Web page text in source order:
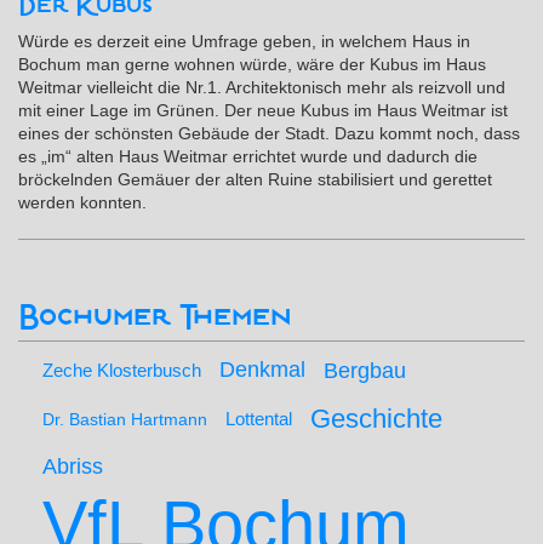
Der Kubus
Würde es derzeit eine Umfrage geben, in welchem Haus in
Bochum man gerne wohnen würde, wäre der Kubus im Haus
Weitmar vielleicht die Nr.1. Architektonisch mehr als reizvoll und
mit einer Lage im Grünen. Der neue Kubus im Haus Weitmar ist
eines der schönsten Gebäude der Stadt. Dazu kommt noch, dass
es „im“ alten Haus Weitmar errichtet wurde und dadurch die
bröckelnden Gemäuer der alten Ruine stabilisiert und gerettet
werden konnten.
Bochumer Themen
Zeche Klosterbusch Denkmal Bergbau
Dr. Bastian Hartmann Lottental Geschichte
Abriss
VfL Bochum